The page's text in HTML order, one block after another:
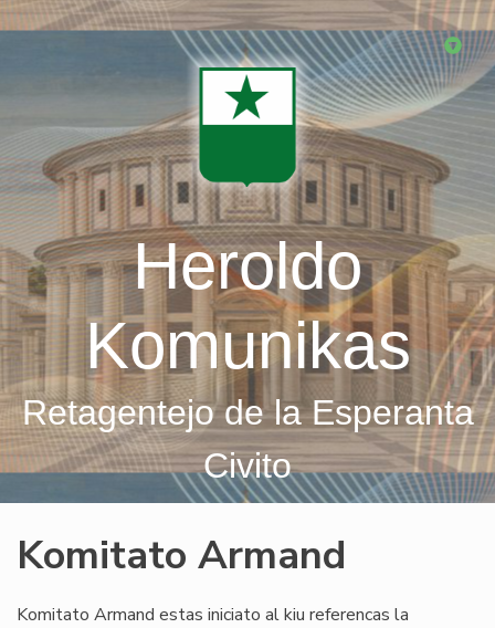
Skip
Heroldo
Komunikas
Retagentejo de la Esperanta
Civito
Komitato Armand
Komitato Armand estas iniciato al kiu referencas la